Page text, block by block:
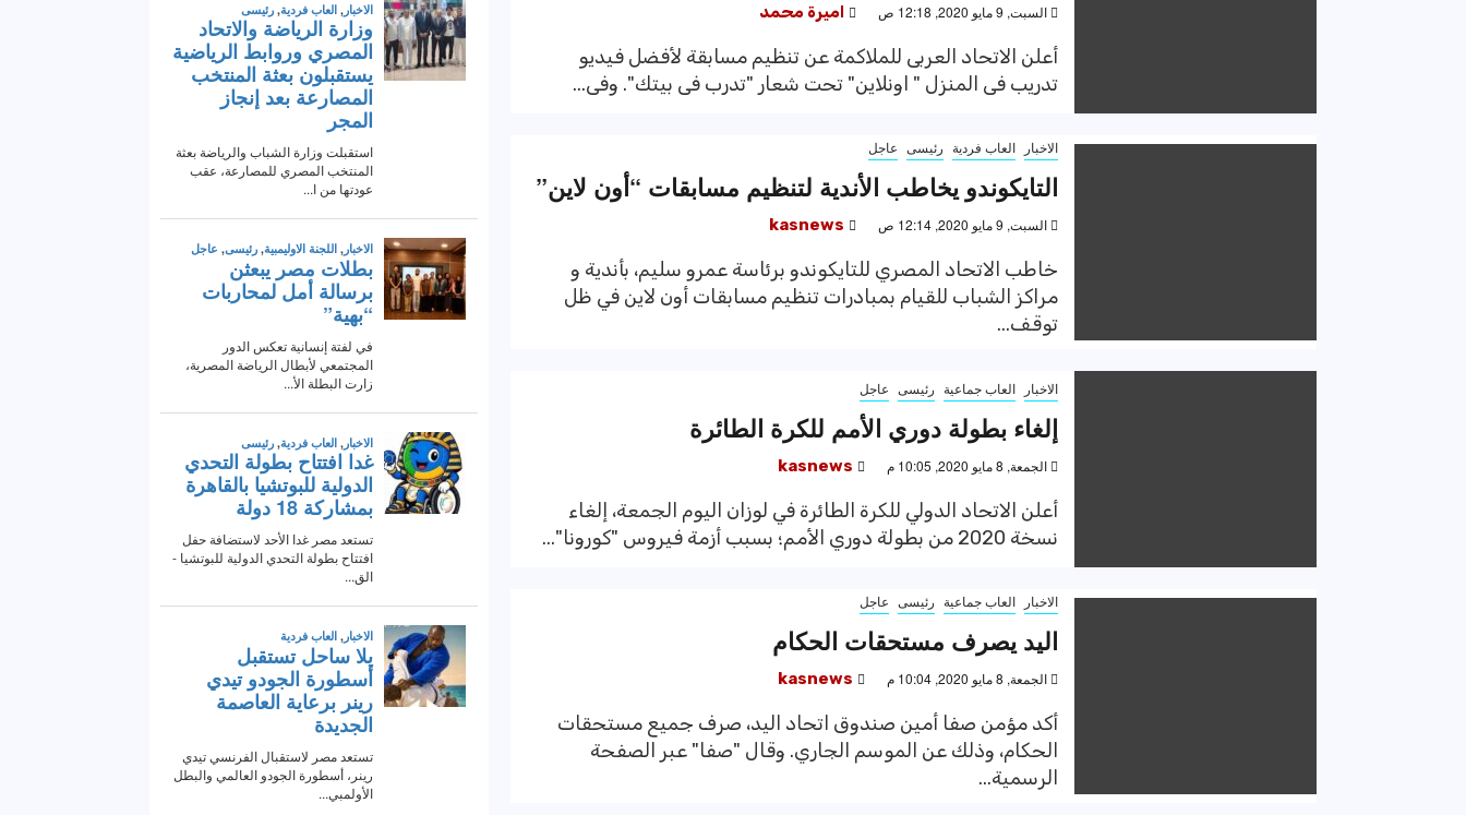
السبت, 9 مايو 2020, 12:18 ص اميرة محمد
أعلن الاتحاد العربى للملاكمة عن تنظيم مسابقة لأفضل فيديو
تدريب فى المنزل " اونلاين" تحت شعار "تدرب فى بيتك". وفى...
الاخبار العاب فردية رئيسى عاجل
التايكوندو يخاطب الأندية لتنظيم مسابقات “أون لاين”
السبت, 9 مايو 2020, 12:14 ص kasnews
خاطب الاتحاد المصري للتايكوندو برئاسة عمرو سليم، بأندية و
مراكز الشباب للقيام بمبادرات تنظيم مسابقات أون لاين في ظل
توقف...
الاخبار العاب جماعية رئيسى عاجل
إلغاء بطولة دوري الأمم للكرة الطائرة
الجمعة, 8 مايو 2020, 10:05 م kasnews
أعلن الاتحاد الدولي للكرة الطائرة في لوزان اليوم الجمعة، إلغاء
نسخة 2020 من بطولة دوري الأمم؛ بسبب أزمة فيروس "كورونا"...
الاخبار العاب جماعية رئيسى عاجل
اليد يصرف مستحقات الحكام
الجمعة, 8 مايو 2020, 10:04 م kasnews
أكد مؤمن صفا أمين صندوق اتحاد اليد، صرف جميع مستحقات
الحكام، وذلك عن الموسم الجاري. وقال "صفا" عبر الصفحة
الرسمية...